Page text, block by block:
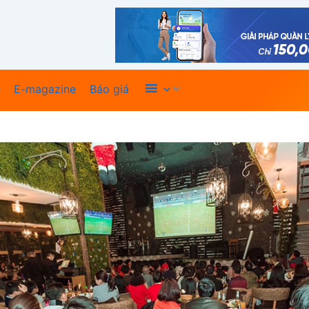
E-magazine Báo giá Xem thêm